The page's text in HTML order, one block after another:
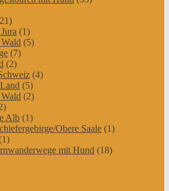
(1)
(5)
(7)
(2)
(4)
(5)
(2)
Alb (1)
Obere Saale (1)
mit Hund (18)